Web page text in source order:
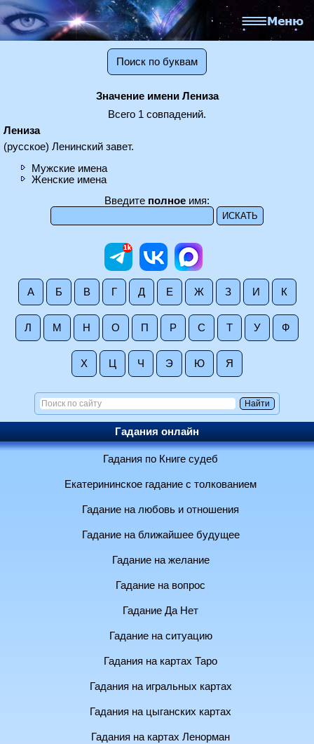
Поиск по буквам
Значение имени Лениза
Всего 1 совпадений.
Лениза
(русское) Ленинский завет.
Мужские имена
Женские имена
Введите полное имя:
А Б В Г Д Е Ж З И К
Л М Н О П Р С Т У Ф
Х Ц Ч Э Ю Я
Гадания онлайн
Гадания по Книге судеб
Екатерининское гадание с толкованием
Гадание на любовь и отношения
Гадание на ближайшее будущее
Гадание на желание
Гадание на вопрос
Гадание Да Нет
Гадание на ситуацию
Гадания на картах Таро
Гадания на игральных картах
Гадания на цыганских картах
Гадания на картах Ленорман